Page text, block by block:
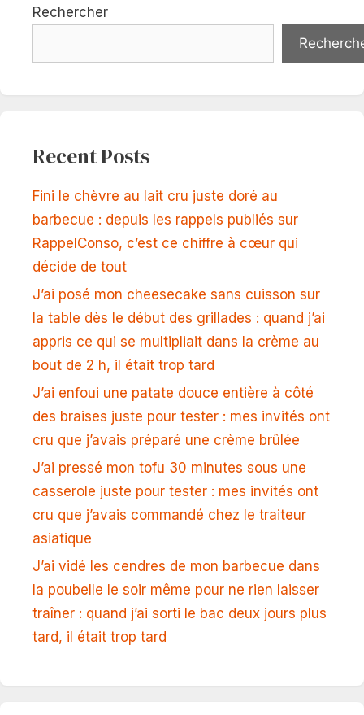
Rechercher
Recent Posts
Fini le chèvre au lait cru juste doré au
barbecue : depuis les rappels publiés sur
RappelConso, c’est ce chiffre à cœur qui
décide de tout
J’ai posé mon cheesecake sans cuisson sur
la table dès le début des grillades : quand j’ai
appris ce qui se multipliait dans la crème au
bout de 2 h, il était trop tard
J’ai enfoui une patate douce entière à côté
des braises juste pour tester : mes invités ont
cru que j’avais préparé une crème brûlée
J’ai pressé mon tofu 30 minutes sous une
casserole juste pour tester : mes invités ont
cru que j’avais commandé chez le traiteur
asiatique
J’ai vidé les cendres de mon barbecue dans
la poubelle le soir même pour ne rien laisser
traîner : quand j’ai sorti le bac deux jours plus
tard, il était trop tard